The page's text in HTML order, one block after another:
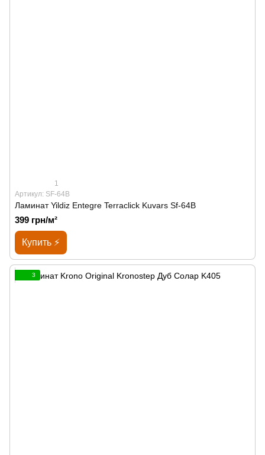
1
Артикул: SF-64B
Ламинат Yildiz Entegre Terraclick Kuvars Sf-64B
399 грн/м²
Купить ⚡
3